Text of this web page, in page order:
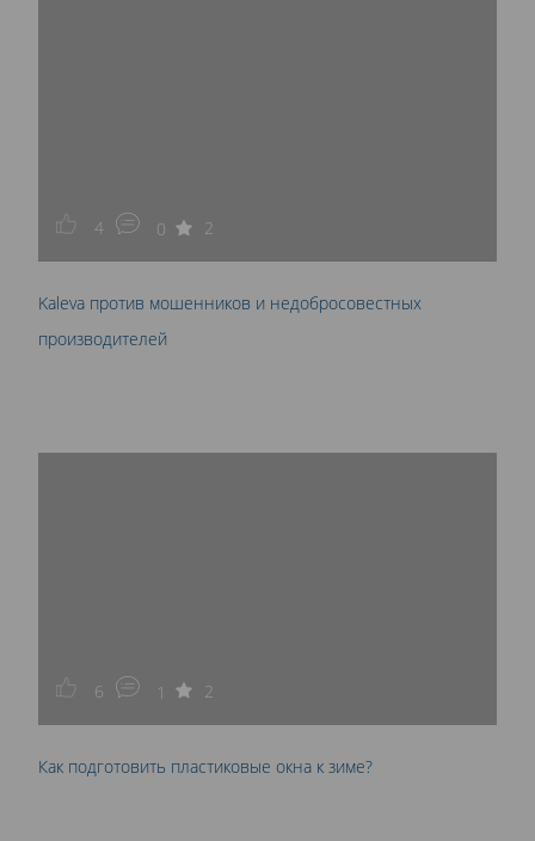
4 0 2
Kaleva против мошенников и недобросовестных
производителей
6 1 2
Как подготовить пластиковые окна к зиме?